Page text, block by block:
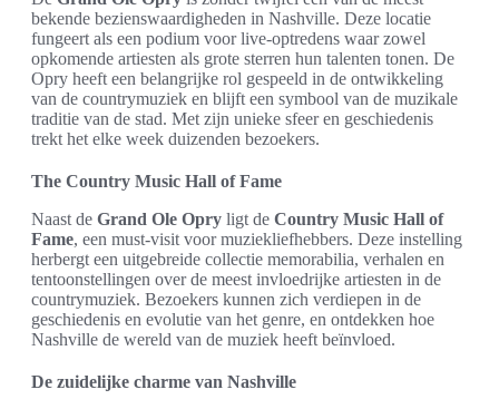
bekende bezienswaardigheden in Nashville. Deze locatie
fungeert als een podium voor live-optredens waar zowel
opkomende artiesten als grote sterren hun talenten tonen. De
Opry heeft een belangrijke rol gespeeld in de ontwikkeling
van de countrymuziek en blijft een symbool van de muzikale
traditie van de stad. Met zijn unieke sfeer en geschiedenis
trekt het elke week duizenden bezoekers.
The Country Music Hall of Fame
Naast de Grand Ole Opry ligt de Country Music Hall of
Fame, een must-visit voor muziekliefhebbers. Deze instelling
herbergt een uitgebreide collectie memorabilia, verhalen en
tentoonstellingen over de meest invloedrijke artiesten in de
countrymuziek. Bezoekers kunnen zich verdiepen in de
geschiedenis en evolutie van het genre, en ontdekken hoe
Nashville de wereld van de muziek heeft beïnvloed.
De zuidelijke charme van Nashville